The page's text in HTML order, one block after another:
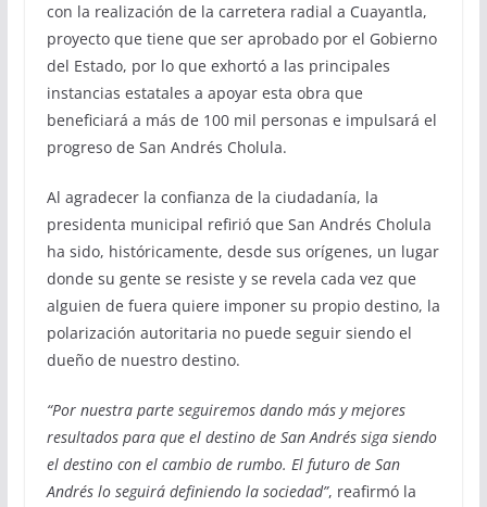
con la realización de la carretera radial a Cuayantla,
proyecto que tiene que ser aprobado por el Gobierno
del Estado, por lo que exhortó a las principales
instancias estatales a apoyar esta obra que
beneficiará a más de 100 mil personas e impulsará el
progreso de San Andrés Cholula.
Al agradecer la confianza de la ciudadanía, la
presidenta municipal refirió que San Andrés Cholula
ha sido, históricamente, desde sus orígenes, un lugar
donde su gente se resiste y se revela cada vez que
alguien de fuera quiere imponer su propio destino, la
polarización autoritaria no puede seguir siendo el
dueño de nuestro destino.
“Por nuestra parte seguiremos dando más y mejores
resultados para que el destino de San Andrés siga siendo
el destino con el cambio de rumbo. El futuro de San
Andrés lo seguirá definiendo la sociedad”, reafirmó la